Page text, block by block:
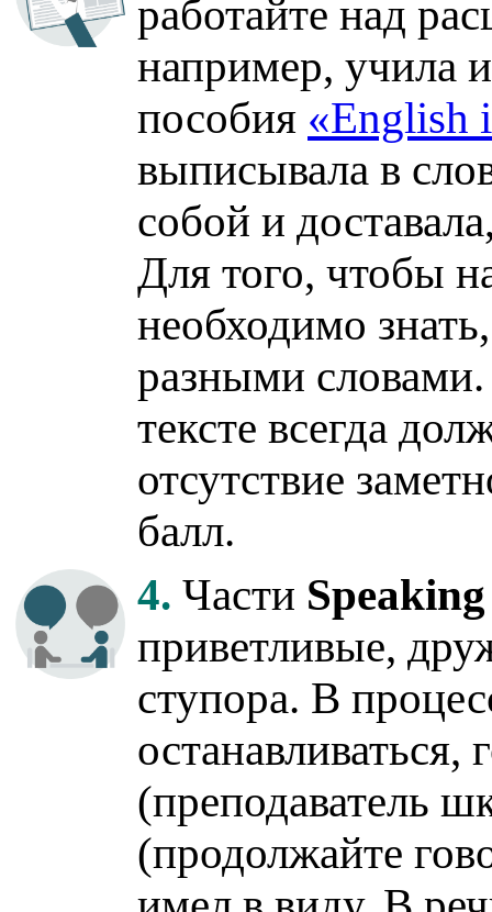
работайте над
например, учила
пособия «English
выписывала в
собой и
Для того, чтобы
необходимо
разными
тексте всегда
отсутствие
балл.
4. Части Speaking
приветливые,
ступора. В
(преподаватель
(продолжайте